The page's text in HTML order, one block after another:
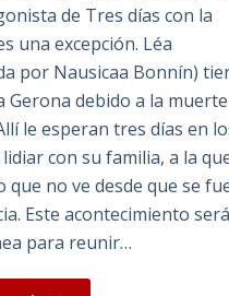
de Tres días con la
una excepción. Léa
por Nausicaa Bonnín)
Gerona debido a la
le esperan tres días en
con su familia, a la
que no ve desde que se
Este acontecimiento
para reunir…